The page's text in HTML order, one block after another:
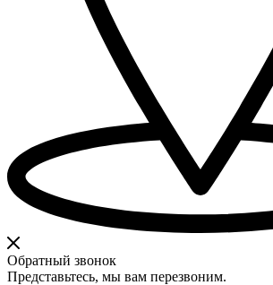
Обратный звонок
Представьтесь, мы вам перезвоним.